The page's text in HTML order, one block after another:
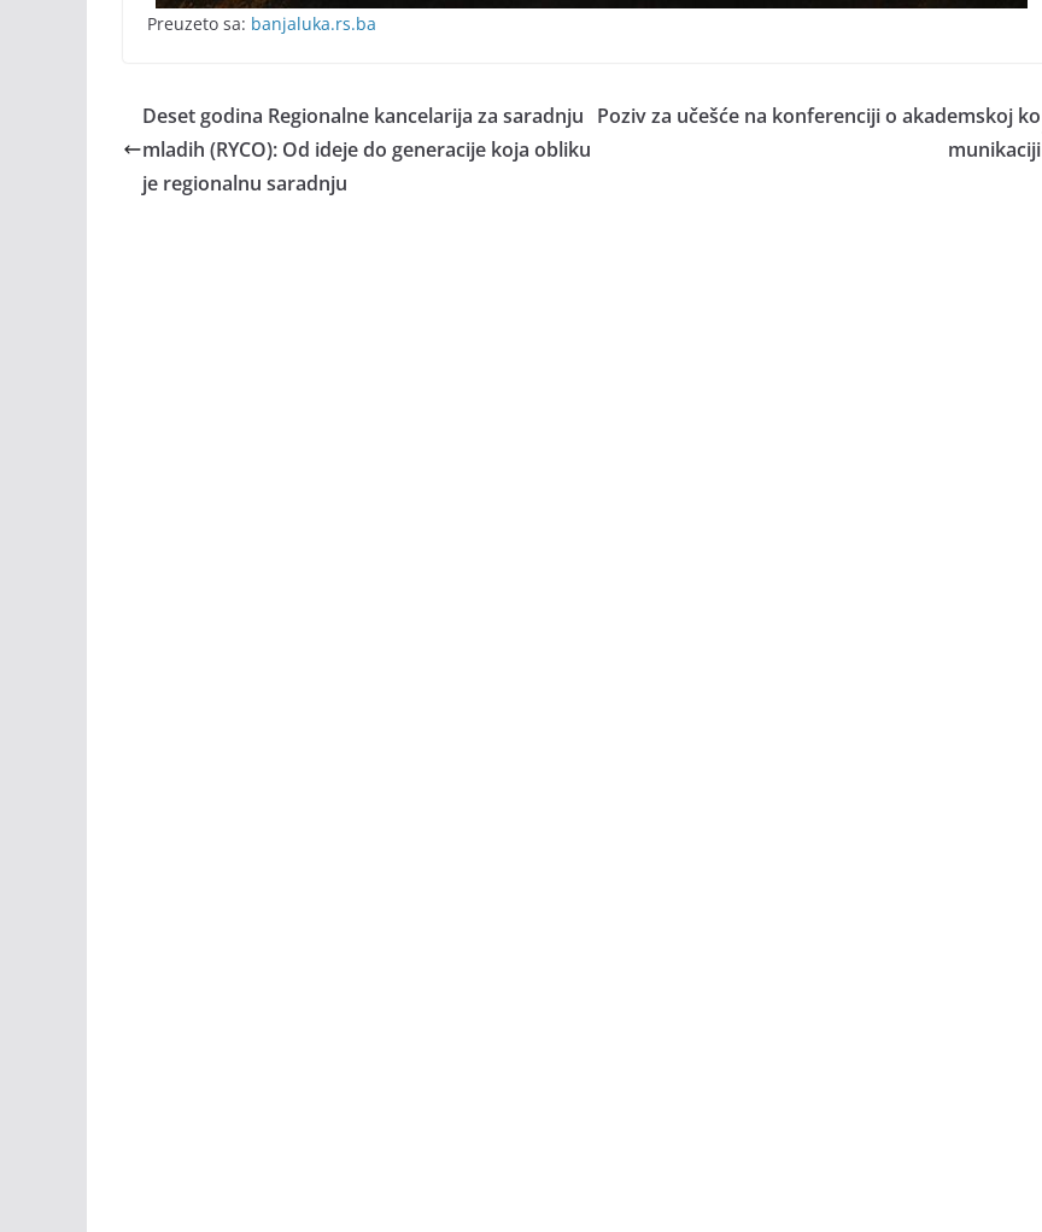
Preuzeto sa: banjaluka.rs.ba
Deset godina Regionalne kancelarija za saradnju
mladih (RYCO): Od ideje do generacije koja obliku
je regionalnu saradnju
Poziv za učešće na konferenciji o akademskoj ko
munikaciji